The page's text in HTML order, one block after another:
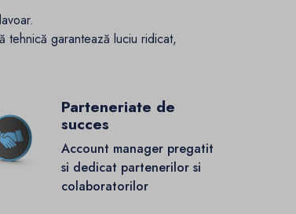
tehnică garantează luciu ridicat,
Parteneriate de
succes
Account manager pregatit
si dedicat partenerilor si
colaboratorilor